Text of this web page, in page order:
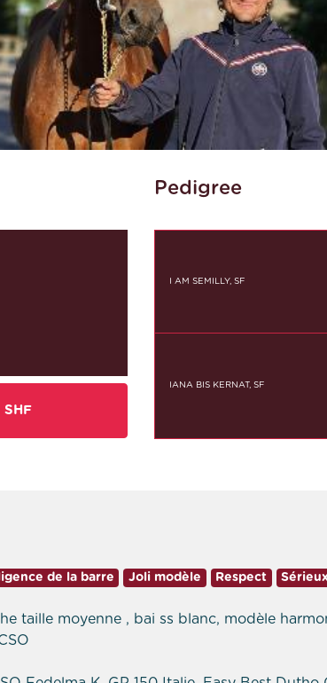
Pedigree
I AM SEMILLY, SF
IANA BIS KERNAT, SF
de la barre Joli modèle Respect
taille moyenne , bai ss blanc, modèle